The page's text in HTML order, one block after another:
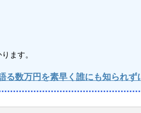
ます。
数万円を素早く誰にも知られず